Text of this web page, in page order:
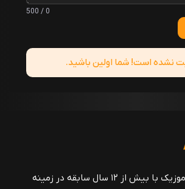
0 / 500
نشده است! شما اولین باشید.
سایت و گروه میفا موزیک با بیش از ۱۲ سال سابقه در زمینه